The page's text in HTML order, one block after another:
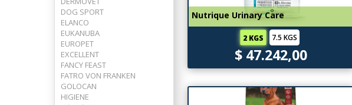
DOG SPORT
ELANCO
EUKANUBA
EUROPET
EXCELLENT
FANCY FEAST
FATRO VON FRANKEN
GOLOCAN
HIGIENE
Nutrique Urinary Care
2 KGS 7.5 KGS
$ 47.242,00